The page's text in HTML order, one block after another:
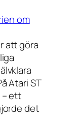
om
att göra
Atari ST
– ett
det